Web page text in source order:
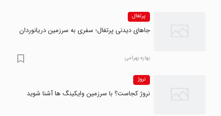
پرتغال
جاهای دیدنی پرتغال؛ سفری به سرزمین دریانوردان
بهاره بهرامی
نروژ
نروژ کجاست؟ با سرزمین وایکینگ ها آشنا شوید